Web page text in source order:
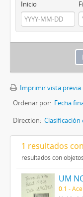
Inicio
Imprimir vista previa
Ordenar por: Fecha
Direction:
1 resultados
resultados con
0.1 -